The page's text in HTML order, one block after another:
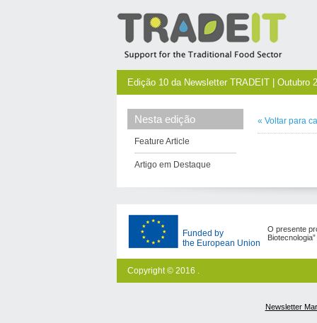
Edição 10 da Newsletter TRADEIT | Outubro
Nesta edição
Feature Article
Artigo em Destaque
« Voltar para
Funded by
the European Union
O presente
Copyright © 2016 .
Newsletter